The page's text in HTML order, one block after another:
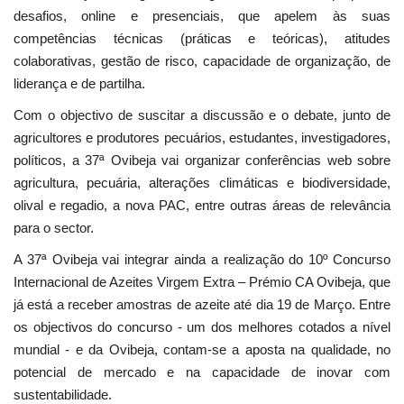
desafios, online e presenciais, que apelem às suas
competências técnicas (práticas e teóricas), atitudes
colaborativas, gestão de risco, capacidade de organização, de
liderança e de partilha.
Com o objectivo de suscitar a discussão e o debate, junto de
agricultores e produtores pecuários, estudantes, investigadores,
políticos, a 37ª Ovibeja vai organizar conferências web sobre
agricultura, pecuária, alterações climáticas e biodiversidade,
olival e regadio, a nova PAC, entre outras áreas de relevância
para o sector.
A 37ª Ovibeja vai integrar ainda a realização do 10º Concurso
Internacional de Azeites Virgem Extra – Prémio CA Ovibeja, que
já está a receber amostras de azeite até dia 19 de Março. Entre
os objectivos do concurso - um dos melhores cotados a nível
mundial - e da Ovibeja, contam-se a aposta na qualidade, no
potencial de mercado e na capacidade de inovar com
sustentabilidade.